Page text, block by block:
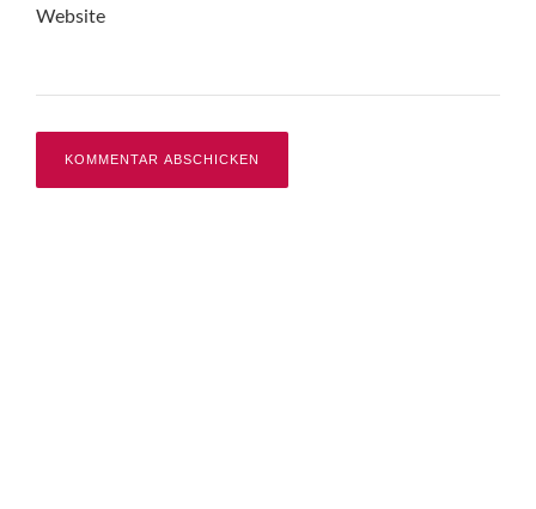
Website